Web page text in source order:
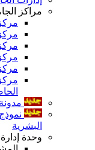
مراكز
مركز
البشرية
وحدة